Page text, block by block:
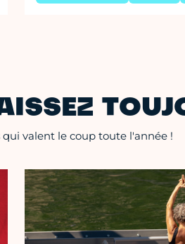
valent le coup toute l'année !